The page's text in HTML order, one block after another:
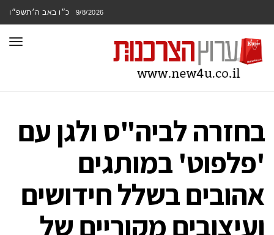
9/8/2026 כ״ו באב ה׳תשפ״ו
בחזרה לביה"ס ולגן עם
'פלפוט' במותגים
אהובים בשלל חידושים
ועיצובים מקוריים של